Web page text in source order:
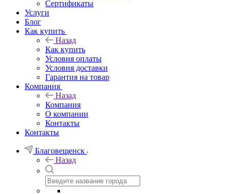
Сертификаты
Услуги
Блог
Как купить
Назад
Как купить
Условия оплаты
Условия доставки
Гарантия на товар
Компания
Назад
Компания
О компании
Контакты
Контакты
Благовещенск
Назад